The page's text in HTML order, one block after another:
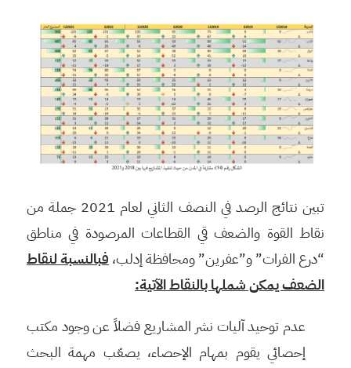
تبين نتائج الرصد في النصف الثاني لعام 2021 جملة من
نقاط القوة والضعف قي القطاعات المرصودة في مناطق
“درع الفرات” و”عفرين” ومحافظة إدلب، فبالنسبة لنقاط
الضعف يمكن شملها بالنقاط الآتية:
عدم توحيد آليات نشر المشاريع فضلاً عن وجود مكتب
إحصائي يقوم بمهام الإحصاء، يصعّب مهمة البحث